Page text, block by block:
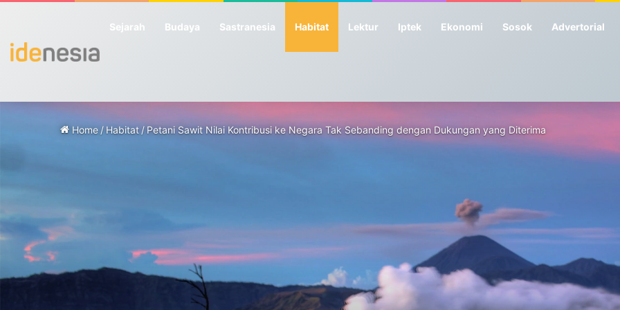
Sejarah Budaya Sastranesia Habitat Lektur Iptek Ekonomi Sosok Advertorial
Home /Habitat/Petani Sawit Nilai Kontribusi ke Negara Tak Sebanding dengan Dukungan yang Diterima